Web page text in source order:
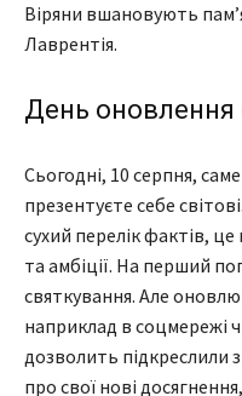
Віряни вшановують
Лаврентія.
День оновлення
Сьогодні, 10 серпня,
презентуєте себе
сухий перелік фактів,
та амбіції. На перший
святкування. Але
наприклад в соцмережі
дозволить підкреслили
про свої нові